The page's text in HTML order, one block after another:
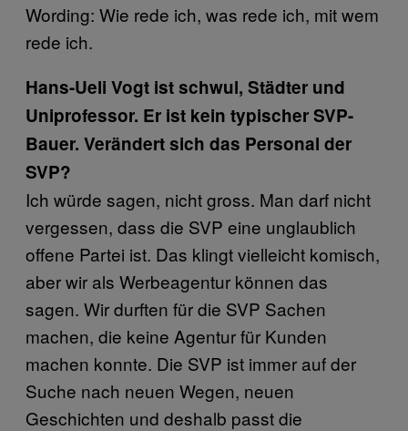
Wording: Wie rede ich, was rede ich, mit wem
rede ich.
Hans-Ueli Vogt ist schwul, Städter und
Uniprofessor. Er ist kein typischer SVP-
Bauer. Verändert sich das Personal der
SVP?
Ich würde sagen, nicht gross. Man darf nicht
vergessen, dass die SVP eine unglaublich
offene Partei ist. Das klingt vielleicht komisch,
aber wir als Werbeagentur können das
sagen. Wir durften für die SVP Sachen
machen, die keine Agentur für Kunden
machen konnte. Die SVP ist immer auf der
Suche nach neuen Wegen, neuen
Geschichten und deshalb passt die